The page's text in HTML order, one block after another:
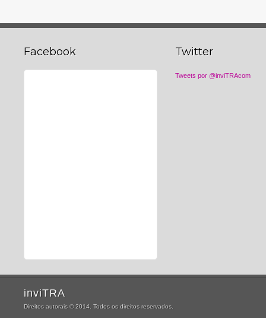
Facebook Twitter
Tweets por @inviTRAcom
inviTRA
Direitos autorais © 2014. Todos os direitos reservados.